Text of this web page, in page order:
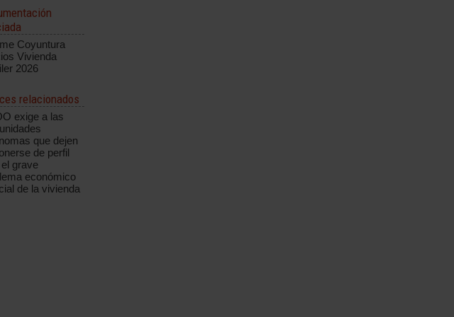
Coyuntura
Vivienda
2026
relacionados
exige a las
que dejen
de perfil
grave
económico
de la vivienda